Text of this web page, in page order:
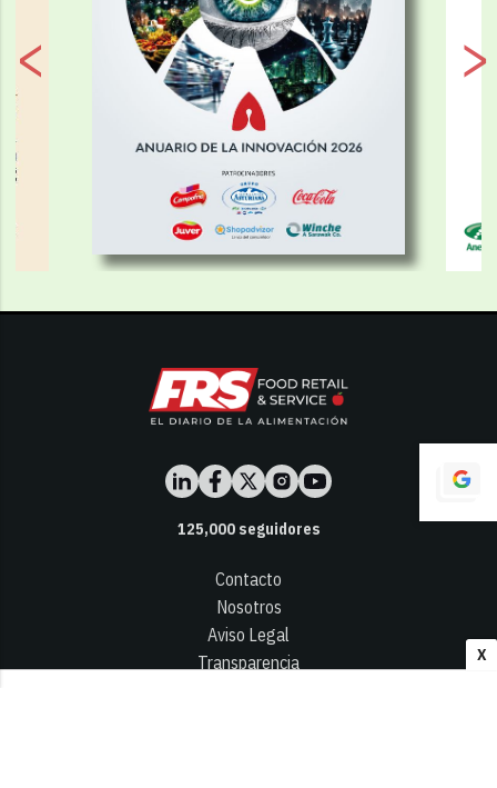
X
125,000seguidores
Contacto
Nosotros
Aviso Legal
Transparencia